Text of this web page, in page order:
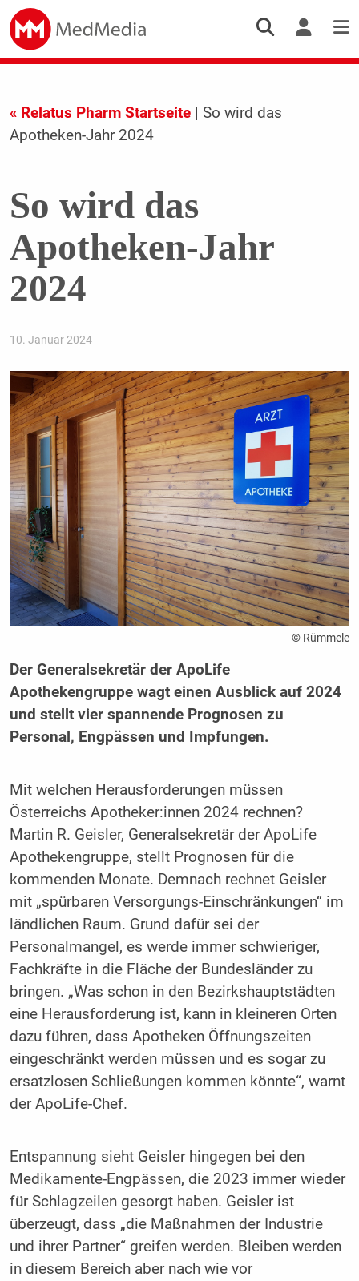
« Relatus Pharm Startseite| So wird das
Apotheken-Jahr 2024
So wird das
Apotheken-Jahr
2024
10. Januar 2024
© Rümmele
Der Generalsekretär der ApoLife
Apothekengruppe wagt einen Ausblick auf 2024
und stellt vier spannende Prognosen zu
Personal, Engpässen und Impfungen.
Mit welchen Herausforderungen müssen
Österreichs Apotheker:innen 2024 rechnen?
Martin R. Geisler, Generalsekretär der ApoLife
Apothekengruppe, stellt Prognosen für die
kommenden Monate. Demnach rechnet Geisler
mit „spürbaren Versorgungs-Einschränkungen“ im
ländlichen Raum. Grund dafür sei der
Personalmangel, es werde immer schwieriger,
Fachkräfte in die Fläche der Bundesländer zu
bringen. „Was schon in den Bezirkshauptstädten
eine Herausforderung ist, kann in kleineren Orten
dazu führen, dass Apotheken Öffnungszeiten
eingeschränkt werden müssen und es sogar zu
ersatzlosen Schließungen kommen könnte“, warnt
der ApoLife-Chef.
Entspannung sieht Geisler hingegen bei den
Medikamente-Engpässen, die 2023 immer wieder
für Schlagzeilen gesorgt haben. Geisler ist
überzeugt, dass „die Maßnahmen der Industrie
und ihrer Partner“ greifen werden. Bleiben werden
in diesem Bereich aber nach wie vor